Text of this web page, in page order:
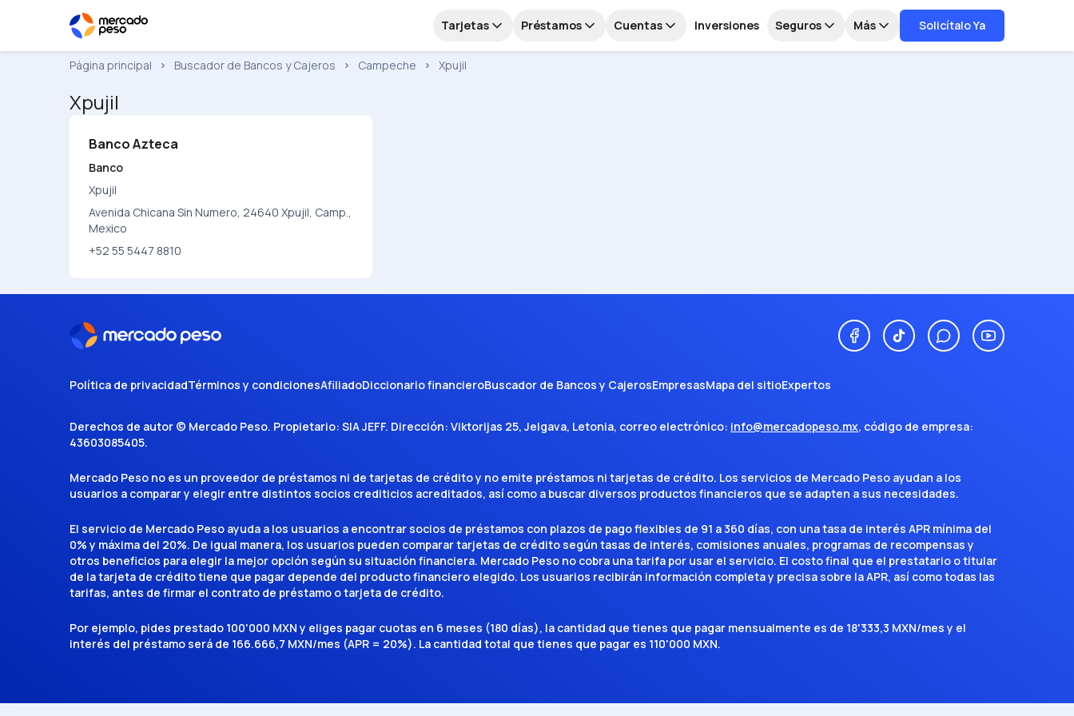
Tarjetas Préstamos Cuentas Inversiones Seguros Más Solicítalo Ya
Página principal Buscador de Bancos y Cajeros Campeche Xpujil
Xpujil
Banco Azteca
Banco
Xpujil
Avenida Chicana Sin Numero, 24640 Xpujil, Camp.,
Mexico
+52 55 5447 8810
Política de privacidadTérminos y condicionesAfiliadoDiccionario financieroBuscador de Bancos y CajerosEmpresasMapa del sitioExpertos
Derechos de autor © Mercado Peso. Propietario: SIA JEFF. Dirección: Viktorijas 25, Jelgava, Letonia, correo electrónico: info@mercadopeso.mx, código de empresa:
43603085405.
Mercado Peso no es un proveedor de préstamos ni de tarjetas de crédito y no emite préstamos ni tarjetas de crédito. Los servicios de Mercado Peso ayudan a los
usuarios a comparar y elegir entre distintos socios crediticios acreditados, así como a buscar diversos productos financieros que se adapten a sus necesidades.
El servicio de Mercado Peso ayuda a los usuarios a encontrar socios de préstamos con plazos de pago flexibles de 91 a 360 días, con una tasa de interés APR mínima del
0% y máxima del 20%. De igual manera, los usuarios pueden comparar tarjetas de crédito según tasas de interés, comisiones anuales, programas de recompensas y
otros beneficios para elegir la mejor opción según su situación financiera. Mercado Peso no cobra una tarifa por usar el servicio. El costo final que el prestatario o titular
de la tarjeta de crédito tiene que pagar depende del producto financiero elegido. Los usuarios recibirán información completa y precisa sobre la APR, así como todas las
tarifas, antes de firmar el contrato de préstamo o tarjeta de crédito.
Por ejemplo, pides prestado 100'000 MXN y eliges pagar cuotas en 6 meses (180 días), la cantidad que tienes que pagar mensualmente es de 18'333,3 MXN/mes y el
interés del préstamo será de 166.666,7 MXN/mes (APR = 20%). La cantidad total que tienes que pagar es 110'000 MXN.